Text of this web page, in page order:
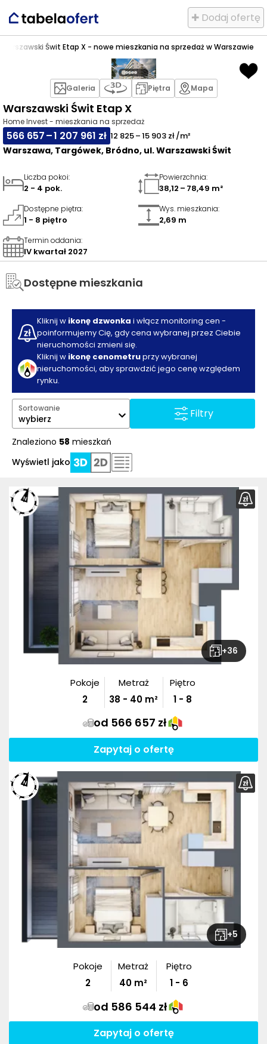
✚ Dodaj ofertę
Warszawski Świt Etap X - nowe mieszkania na sprzedaż w Warszawie
Warszawski Świt Etap X
Home Invest - mieszkania na sprzedaż
566 657 – 1 207 961 zł 12 825 – 15 903 zł /m²
Warszawa, Targówek, Bródno, ul. Warszawski Świt
Galeria Piętra Mapa
Liczba pokoi:
2 - 4 pok.
Powierzchnia:
38,12 – 78,49 m²
Dostępne piętra:
1 - 8 piętro
Wys. mieszkania:
2,69 m
Termin oddania:
IV kwartał 2027
Dostępne mieszkania
Kliknij w ikonę dzwonka i włącz monitoring cen -
poinformujemy Cię, gdy cena wybranej przez Ciebie
nieruchomości zmieni się.
Kliknij w ikonę cenometruprzy wybranej
nieruchomości, aby sprawdzić jego cenę względem
rynku.
Filtry
Sortowanie
wybierz
Znaleziono 58 mieszkań
Wyświetl jako
+36
Pokoje
2
Metraż
38 - 40 m²
Piętro
1 - 8
od 566 657 zł
Zapytaj o ofertę
+5
Pokoje
2
Metraż
40 m²
Piętro
1 - 6
od 586 544 zł
Zapytaj o ofertę